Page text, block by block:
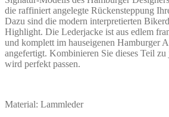
die raffiniert angelegte Rückensteppung
Dazu sind die modern interpretierten
Highlight. Die Lederjacke ist aus edlem
und komplett im hauseigenen Hamburger
angefertigt. Kombinieren Sie dieses Teil
wird perfekt passen.
Material: Lammleder